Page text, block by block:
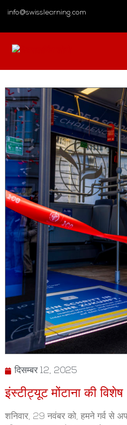
info@swisslearning.com
दिसम्बर 12, 2025
इंस्टीट्यूट मोंटाना की
शनिवार, 29 नवंबर को, हमने गर्व से